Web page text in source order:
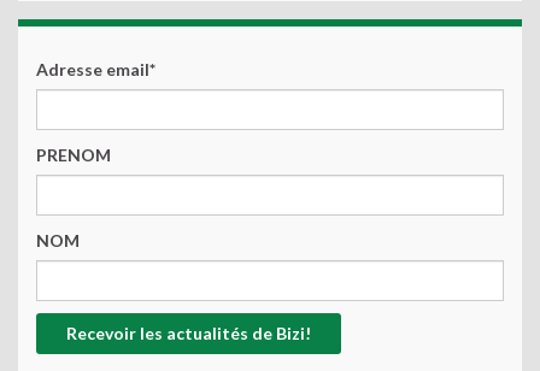
Adresse email*
PRENOM
NOM